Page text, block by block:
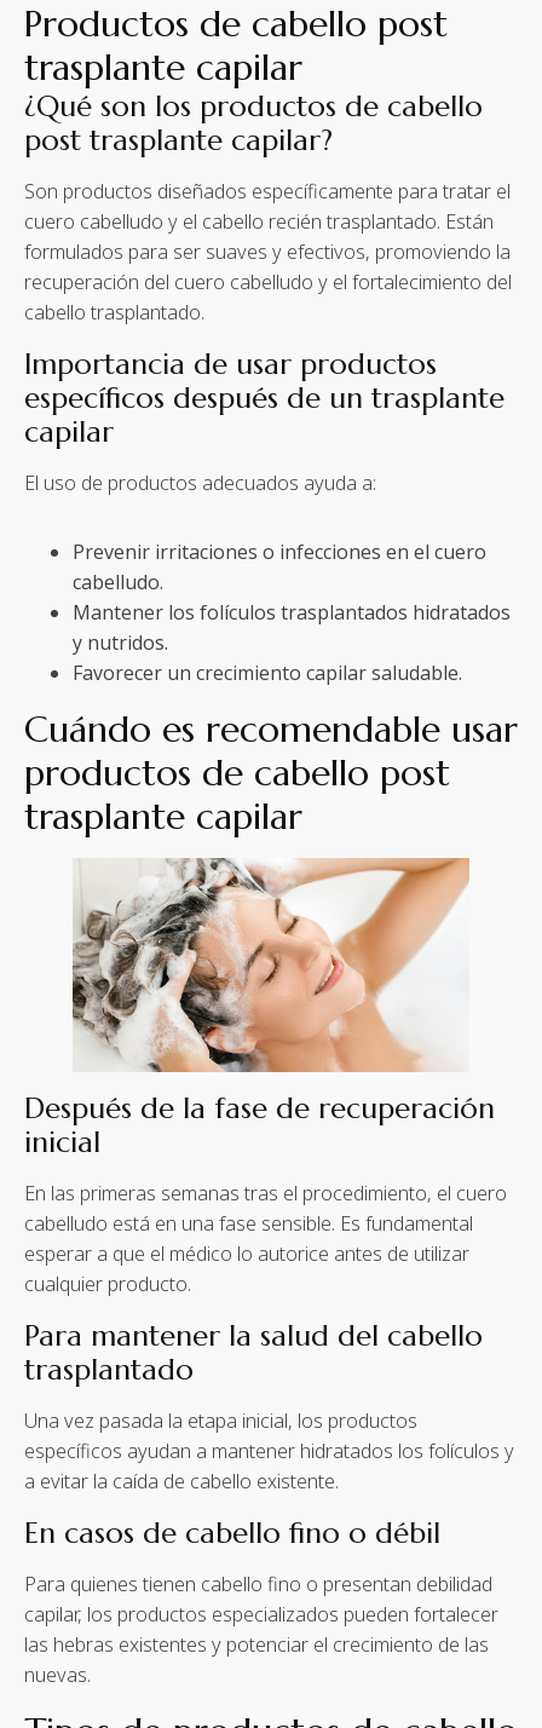
Productos de cabello post
trasplante capilar
¿Qué son los productos de cabello
post trasplante capilar?
Son productos diseñados específicamente para tratar el
cuero cabelludo y el cabello recién trasplantado. Están
formulados para ser suaves y efectivos, promoviendo la
recuperación del cuero cabelludo y el fortalecimiento del
cabello trasplantado.
Importancia de usar productos
específicos después de un trasplante
capilar
El uso de productos adecuados ayuda a:
Prevenir irritaciones o infecciones en el cuero
cabelludo.
Mantener los folículos trasplantados hidratados
y nutridos.
Favorecer un crecimiento capilar saludable.
Cuándo es recomendable usar
productos de cabello post
trasplante capilar
Después de la fase de recuperación
inicial
En las primeras semanas tras el procedimiento, el cuero
cabelludo está en una fase sensible. Es fundamental
esperar a que el médico lo autorice antes de utilizar
cualquier producto.
Para mantener la salud del cabello
trasplantado
Una vez pasada la etapa inicial, los productos
específicos ayudan a mantener hidratados los folículos y
a evitar la caída de cabello existente.
En casos de cabello fino o débil
Para quienes tienen cabello fino o presentan debilidad
capilar, los productos especializados pueden fortalecer
las hebras existentes y potenciar el crecimiento de las
nuevas.